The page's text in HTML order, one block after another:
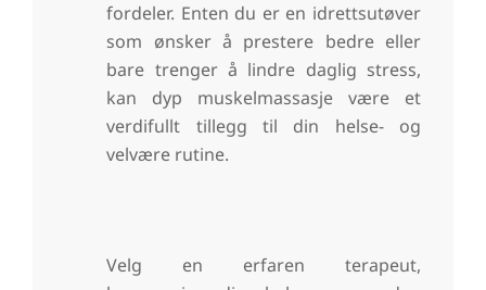
fordeler. Enten du er en idrettsutøver
som ønsker å prestere bedre eller
bare trenger å lindre daglig stress,
kan dyp muskelmassasje være et
verdifullt tillegg til din helse- og
velvære rutine.
Velg en erfaren terapeut,